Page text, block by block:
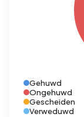
Gehuwd
Ongehuwd
Gescheiden
Verweduwd